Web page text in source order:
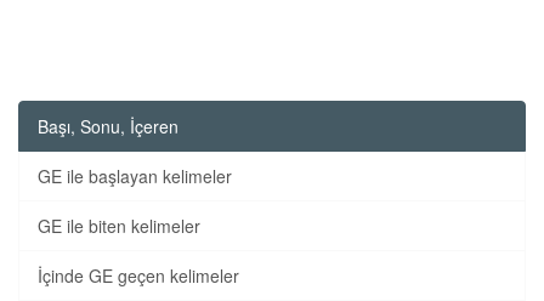
Başı, Sonu, İçeren
GE ile başlayan kelimeler
GE ile biten kelimeler
İçinde GE geçen kelimeler